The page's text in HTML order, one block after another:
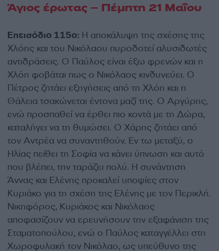
Άγιος έρωτας – Πέμπτη 21 Μαΐου
Επεισόδιο 115ο: Η αποκάλυψη της σχέσης της
Χλόης και του Νικόλαου πυροδοτεί αλυσιδωτές
αντιδράσεις. Ο Παύλος είναι έξω φρενών και η
Χλόη φοβάται πως ο Νικόλαος κινδυνεύει. Ο
Πέτρος ζητάει εξηγήσεις από τη Χλόη και η
Θάλεια τσακώνεται έντονα μαζί της. Ο Αργύρης,
ενώ προσπαθεί να έρθει πιο κοντά με τη Δώρα,
καταλήγει να τη θυμώσει. Ο Χάρης ζητάει από
τον Αντρέα να συναντηθούν. Εν τω μεταξύ, ο
Ηλίας πείθει τη Σοφία να κάνει ύπνωση και αυτό
που βλέπει, την ταράζει πολύ. Η συνάντηση
Άννας και Ελένης προκαλεί υποψίες στον
Κυριάκο για τη σχέση της Ελένης με τον Περικλή.
Νικηφόρος, Κυριάκος και Νικόλαος
αποφασίζουν να ερευνήσουν την εξαφάνιση της
Σταματοπούλου, ενώ ο Παύλος καταγγέλλει στη
Χωροφυλακή τον Νικόλαο, ως υπεύθυνο της